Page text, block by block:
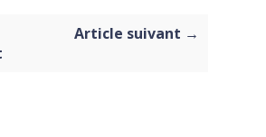
Article suivant →